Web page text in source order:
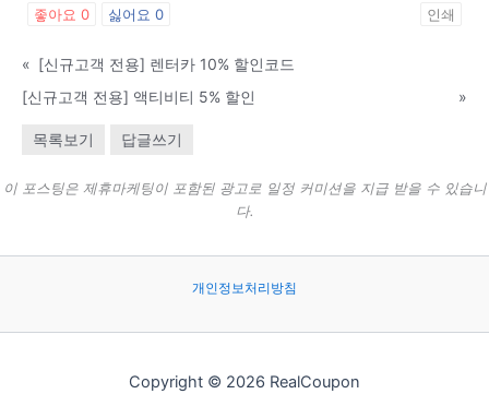
좋아요 0 싫어요 0 인쇄
« [신규고객 전용] 렌터카 10% 할인코드
[신규고객 전용] 액티비티 5% 할인
»
목록보기 답글쓰기
이 포스팅은 제휴마케팅이 포함된 광고로 일정 커미션을 지급 받을 수 있습니
다.
개인정보처리방침
Copyright © 2026 RealCoupon